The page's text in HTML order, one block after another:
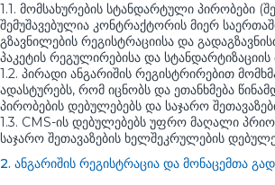
1.1. მომსახურების სტანდარტული პირობები
შემუშავებულია კონტრაქტორის მიერ
გზავნილების რეგისტრაციისა და
პაკეტის რეგულირებისა და სტანდარტიზაციის
1.2. პირადი ანგარიშის რეგისტრირებით
ადასტურებს, რომ იცნობს და ეთანხმება
პირობების დებულებებს და საჯარო
1.3. CMS-ის დებულებებს უფრო მაღალი
საჯარო შეთავაზების ხელშეკრულების
2. ანგარიშის რეგისტრაცია და მონაცემთა